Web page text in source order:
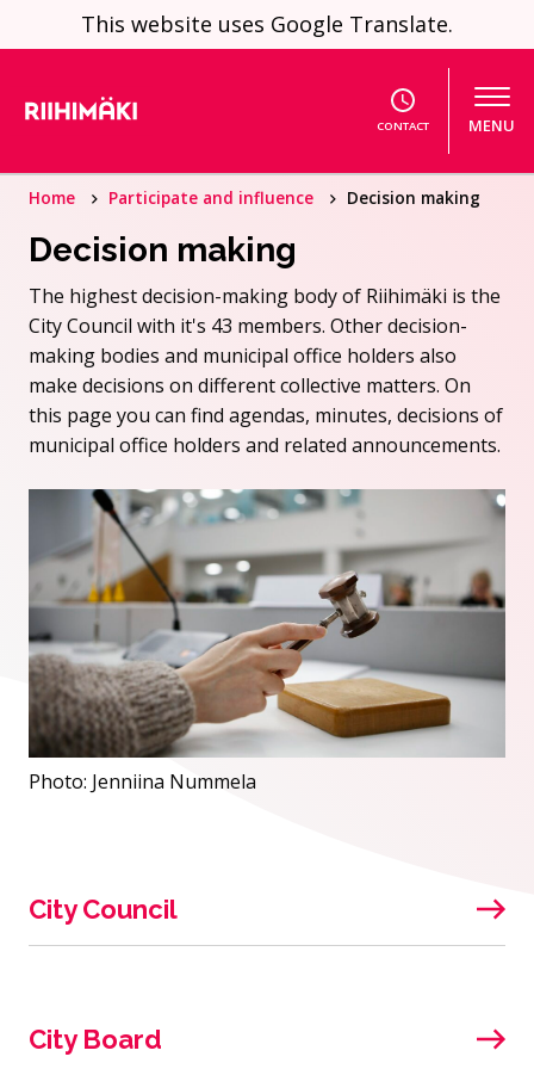
Skip to contentThis website uses Google Translate.
CONTACT MENU
Home Participate and influence Decision making
Decision making
The highest decision-making body of Riihimäki is the
City Council with it's 43 members. Other decision-
making bodies and municipal office holders also
make decisions on different collective matters. On
this page you can find agendas, minutes, decisions of
municipal office holders and related announcements.
Photo: Jenniina Nummela
City Council
City Board